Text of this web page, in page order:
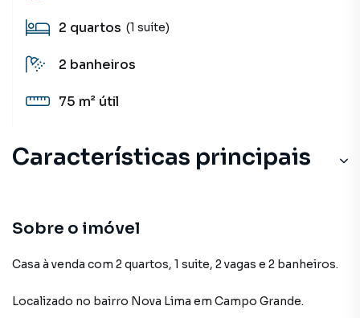
2 quartos (1 suíte)
2 banheiros
75 m² útil
Características principais
Sobre o imóvel
Casa à venda com 2 quartos, 1 suite, 2 vagas e 2 banheiros.
Localizado no bairro Nova Lima em Campo Grande.